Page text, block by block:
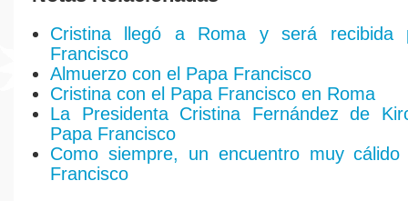
Cristina llegó a Roma y será recibida
Francisco
Almuerzo con el Papa Francisco
Cristina con el Papa Francisco en Roma
La Presidenta Cristina Fernández de
Papa Francisco
Como siempre, un encuentro muy
Francisco